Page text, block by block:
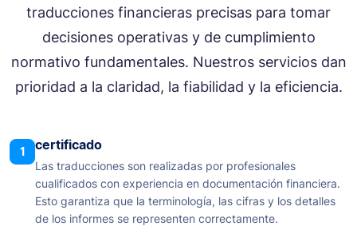
traducciones financieras precisas para tomar
decisiones operativas y de cumplimiento
normativo fundamentales. Nuestros servicios dan
prioridad a la claridad, la fiabilidad y la eficiencia.
1 certificado
Las traducciones son realizadas por profesionales
cualificados con experiencia en documentación financiera.
Esto garantiza que la terminología, las cifras y los detalles
de los informes se representen correctamente.